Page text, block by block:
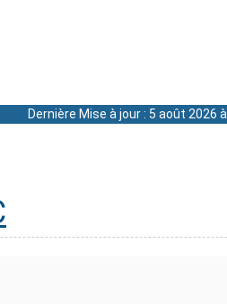
Dernière Mise à jour : 5 août 2026